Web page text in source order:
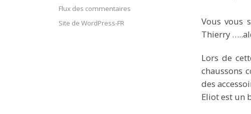
Vous vous
Thierry
Lors de
chaussons
des
Eliot est un
Flux des commentaires
Site de WordPress-FR